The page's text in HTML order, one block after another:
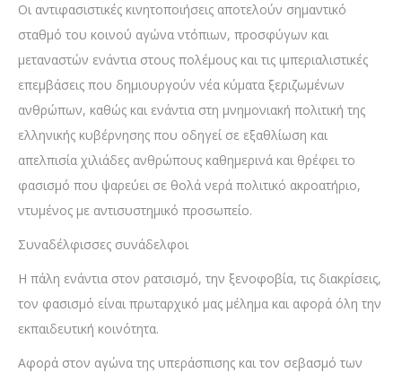
Οι αντιφασιστικές κινητοποιήσεις αποτελούν σημαντικό
σταθμό του κοινού αγώνα ντόπιων, προσφύγων και
μεταναστών ενάντια στους πολέμους και τις ιμπεριαλιστικές
επεμβάσεις που δημιουργούν νέα κύματα ξεριζωμένων
ανθρώπων, καθώς και ενάντια στη μνημονιακή πολιτική της
ελληνικής κυβέρνησης που οδηγεί σε εξαθλίωση και
απελπισία χιλιάδες ανθρώπους καθημερινά και θρέφει το
φασισμό που ψαρεύει σε θολά νερά πολιτικό ακροατήριο,
ντυμένος με αντισυστημικό προσωπείο.
Συναδέλφισσες συνάδελφοι
Η πάλη ενάντια στον ρατσισμό, την ξενοφοβία, τις διακρίσεις,
τον φασισμό είναι πρωταρχικό μας μέλημα και αφορά όλη την
εκπαιδευτική κοινότητα.
Αφορά στον αγώνα της υπεράσπισης και τον σεβασμό των